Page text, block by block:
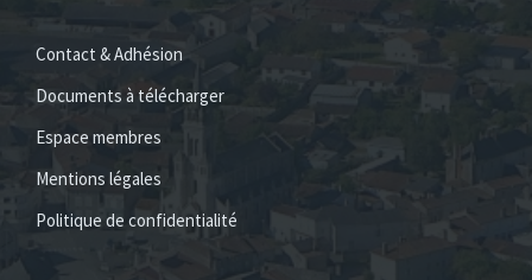
Contact & Adhésion
Documents à télécharger
Espace membres
Mentions légales
Politique de confidentialité